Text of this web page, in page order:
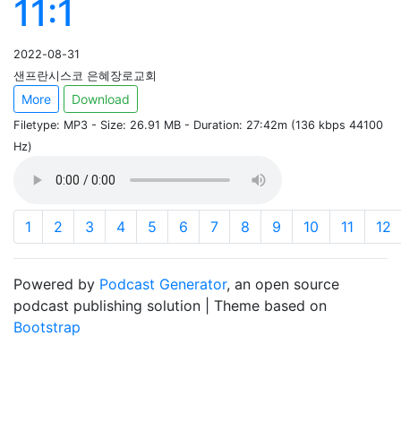
11:1
2022-08-31
샌프란시스코 은혜장로교회
More Download
Filetype: MP3 - Size: 26.91 MB - Duration: 27:42m (136 kbps 44100
Hz)
1 2 3 4 5 6 7 8 9 10 11 12
Powered by Podcast Generator, an open source
podcast publishing solution | Theme based on
Bootstrap